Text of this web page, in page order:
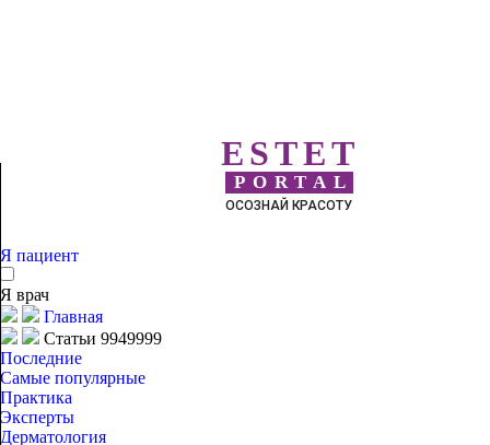
ESTET
PORTAL
ОСОЗНАЙ КРАСОТУ
Я пациент
Я врач
Главная
Статьи 9949999
Последние
Самые популярные
Практика
Эксперты
Дерматология